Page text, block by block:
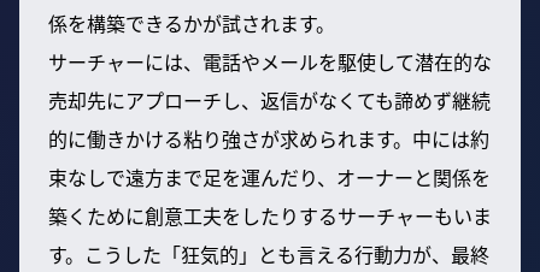
係を構築できるかが試されます。
サーチャーには、電話やメールを駆使して潜在的な
売却先にアプローチし、返信がなくても諦めず継続
的に働きかける粘り強さが求められます。中には約
束なしで遠方まで足を運んだり、オーナーと関係を
築くために創意工夫をしたりするサーチャーもいま
す。こうした「狂気的」とも言える行動力が、最終